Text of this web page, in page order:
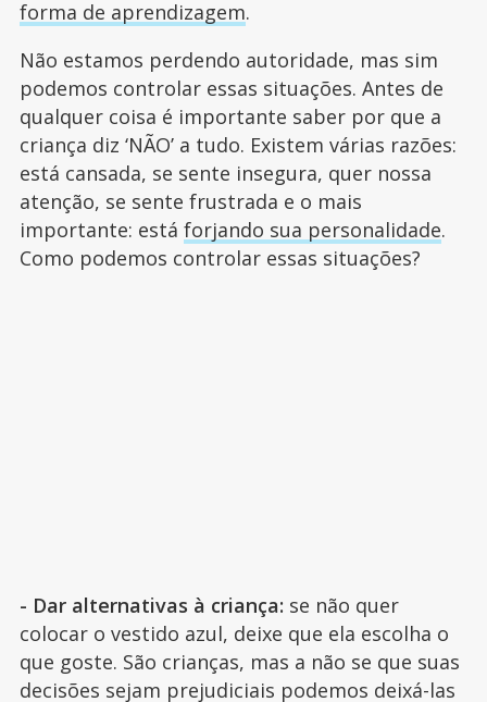
forma de aprendizagem.
Não estamos perdendo autoridade, mas sim
podemos controlar essas situações. Antes de
qualquer coisa é importante saber por que a
criança diz ‘NÃO’ a tudo. Existem várias razões:
está cansada, se sente insegura, quer nossa
atenção, se sente frustrada e o mais
importante: está forjando sua personalidade.
Como podemos controlar essas situações?
- Dar alternativas à criança: se não quer
colocar o vestido azul, deixe que ela escolha o
que goste. São crianças, mas a não se que suas
decisões sejam prejudiciais podemos deixá-las